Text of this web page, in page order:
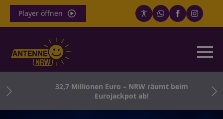
Player öffnen
32,7 Millionen Euro – NRW räumt beim
Eurojackpot ab!